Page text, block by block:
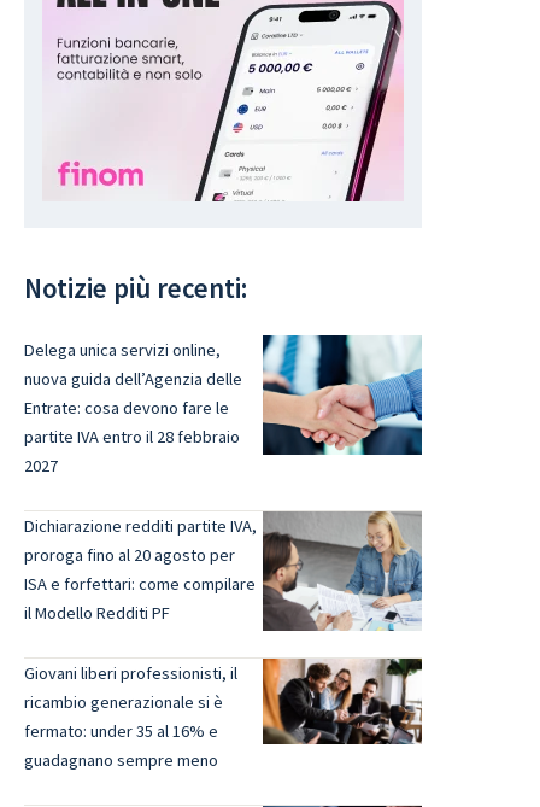
Notizie più recenti:
Delega unica servizi online,
nuova guida dell’Agenzia delle
Entrate: cosa devono fare le
partite IVA entro il 28 febbraio
2027
Dichiarazione redditi partite IVA,
proroga fino al 20 agosto per
ISA e forfettari: come compilare
il Modello Redditi PF
Giovani liberi professionisti, il
ricambio generazionale si è
fermato: under 35 al 16% e
guadagnano sempre meno